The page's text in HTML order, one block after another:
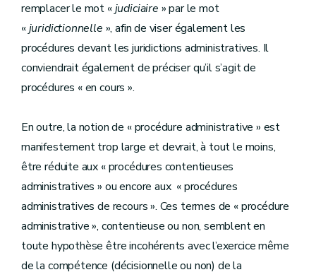
remplacer le mot «judiciaire » par le mot
«juridictionnelle », afin de viser également les
procédures devant les juridictions administratives. Il
conviendrait également de préciser qu’il s’agit de
procédures « en cours ».
En outre, la notion de « procédure administrative » est
manifestement trop large et devrait, à tout le moins,
être réduite aux « procédures contentieuses
administratives » ou encore aux « procédures
administratives de recours ». Ces termes de « procédure
administrative », contentieuse ou non, semblent en
toute hypothèse être incohérents avec l’exercice même
de la compétence (décisionnelle ou non) de la